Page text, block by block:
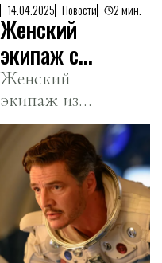
14.04.2025 Новости 2 мин.
Женский
экипаж с
Кэтти Перри
и женой
Безоса
вернулся на
Землю после
полета в
космос
Женский
экипаж из
шести человек
успешно
завершил
полет в космос
на борту
ракеты New
Shepard